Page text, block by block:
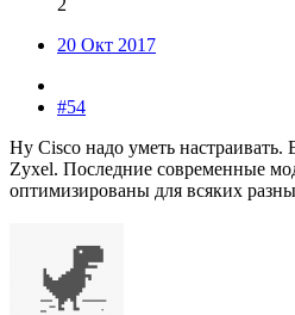
2
20 Окт 2017
#54
Ну Cisco надо уметь настраивать.
Zyxel. Последние современные
оптимизированы для всяких